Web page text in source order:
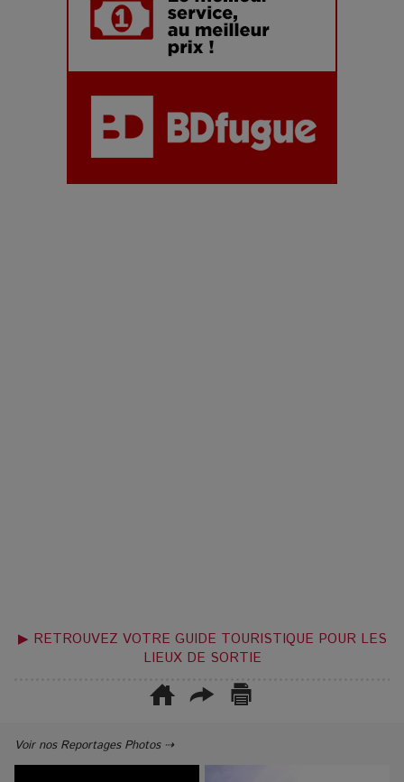
▶ RETROUVEZ VOTRE GUIDE TOURISTIQUE POUR LES
LIEUX DE SORTIE
Voir nos Reportages Photos ⇢